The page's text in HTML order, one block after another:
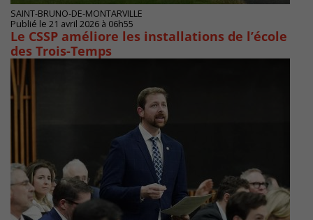
SAINT-BRUNO-DE-MONTARVILLE
Publié le 21 avril 2026 à 06h55
Le CSSP améliore les installations de l’école
des Trois-Temps